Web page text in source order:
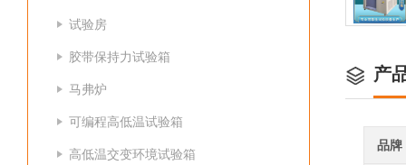
试验房
胶带保持力试验箱
马弗炉
可编程高低温试验箱
高低温交变环境试验箱
产
品牌